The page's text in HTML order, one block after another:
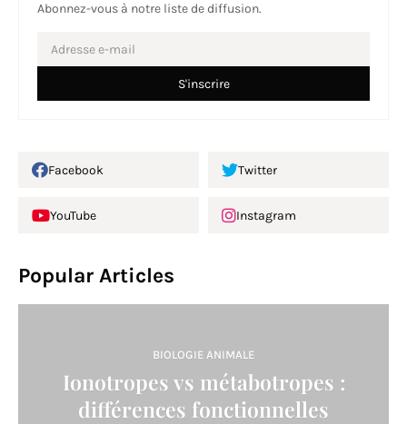
Abonnez-vous à notre liste de diffusion.
Facebook Twitter
YouTube Instagram
Popular Articles
BIOLOGIE ANIMALE
Ionotropes vs métabotropes :
différences fonctionnelles